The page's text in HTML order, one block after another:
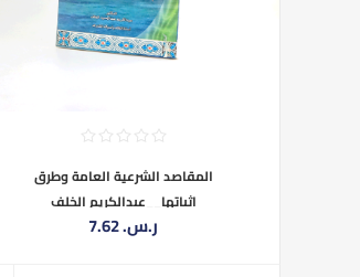
المقاصد الشرعية العامة وطرق
اثباتها__عبدالكريم الخلف
7.62 ر.س.‏